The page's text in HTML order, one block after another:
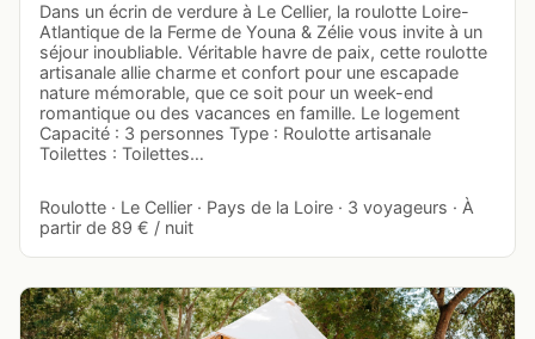
Dans un écrin de verdure à Le Cellier, la roulotte Loire-
Atlantique de la Ferme de Youna & Zélie vous invite à un
séjour inoubliable. Véritable havre de paix, cette roulotte
artisanale allie charme et confort pour une escapade
nature mémorable, que ce soit pour un week-end
romantique ou des vacances en famille. Le logement
Capacité : 3 personnes Type : Roulotte artisanale
Toilettes : Toilettes…
Roulotte · Le Cellier · Pays de la Loire · 3 voyageurs · À
partir de 89 € / nuit